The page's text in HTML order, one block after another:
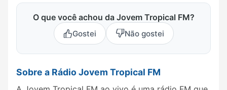
O que você achou da Jovem Tropical FM?
Gostei Não gostei
Sobre a Rádio Jovem Tropical FM